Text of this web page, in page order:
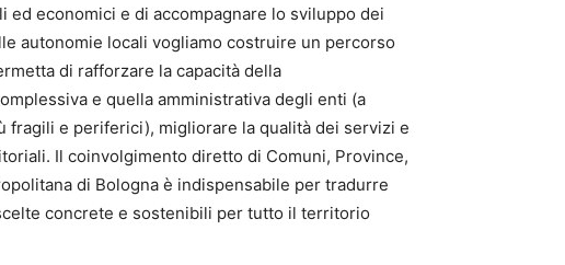
ed economici e di accompagnare lo sviluppo dei
autonomie locali vogliamo costruire un percorso
di rafforzare la capacità della
e quella amministrativa degli enti (a
fragili e periferici), migliorare la qualità dei servizi e
Il coinvolgimento diretto di Comuni, Province,
di Bologna è indispensabile per tradurre
concrete e sostenibili per tutto il territorio